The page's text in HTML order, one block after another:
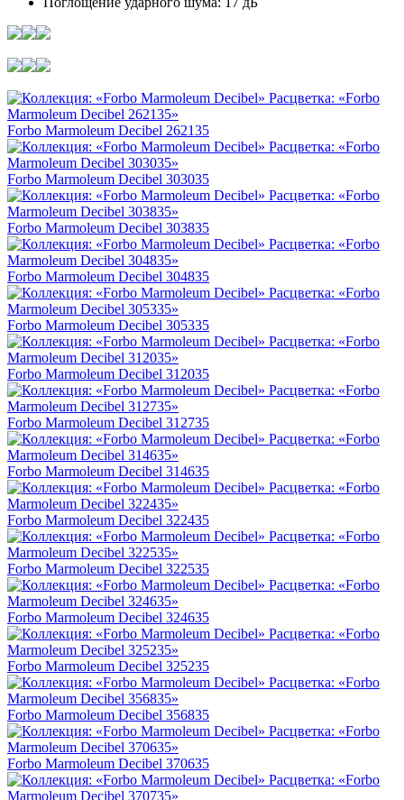
Forbo Marmoleum Decibel 262135
Forbo Marmoleum Decibel 303035
Forbo Marmoleum Decibel 303835
Forbo Marmoleum Decibel 304835
Forbo Marmoleum Decibel 305335
Forbo Marmoleum Decibel 312035
Forbo Marmoleum Decibel 312735
Forbo Marmoleum Decibel 314635
Forbo Marmoleum Decibel 322435
Forbo Marmoleum Decibel 322535
Forbo Marmoleum Decibel 324635
Forbo Marmoleum Decibel 325235
Forbo Marmoleum Decibel 356835
Forbo Marmoleum Decibel 370635